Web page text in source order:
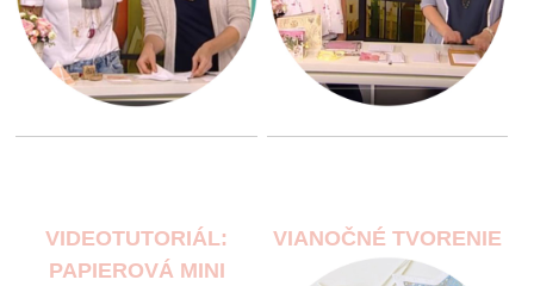
VIDEOTUTORIÁL:
PAPIEROVÁ MINI
VIANOČNÉ TVORENIE